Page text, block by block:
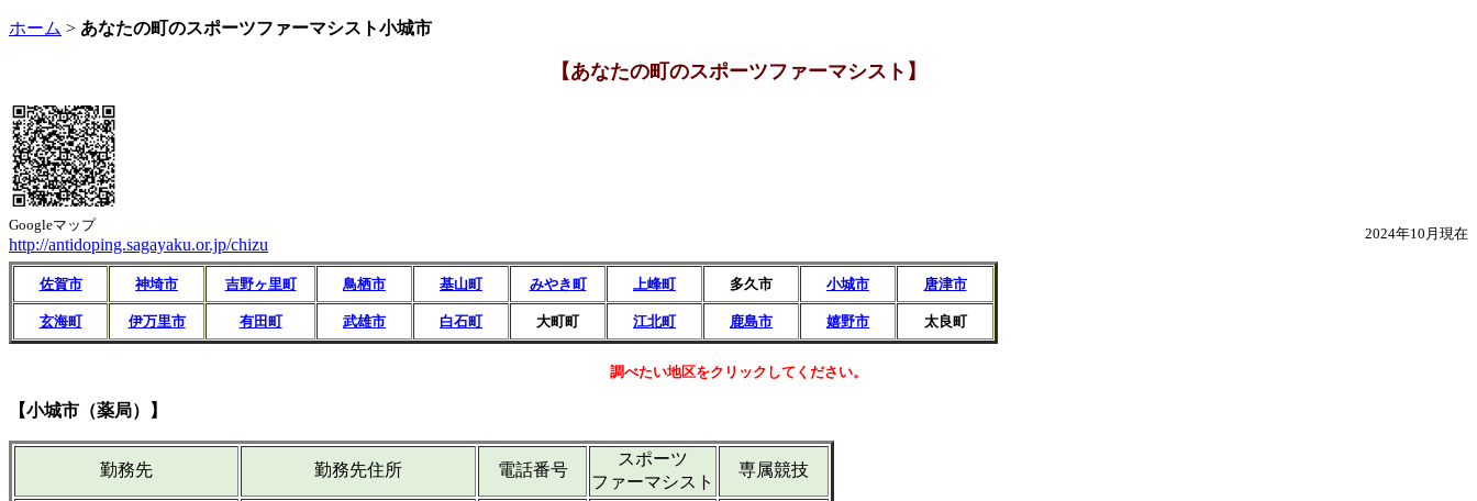
ホーム > あなたの町のスポーツファーマシスト小城市
【あなたの町のスポーツファーマシスト】
Googleマップ
http://antidoping.sagayaku.or.jp/chizu
2024年10月現在
佐賀市 神埼市 吉野ヶ里町 鳥栖市 基山町 みやき町 上峰町 多久市 小城市 唐津市
玄海町 伊万里市 有田町 武雄市 白石町 大町町 江北町 鹿島市 嬉野市 太良町
調べたい地区をクリックしてください。
【小城市（薬局）】
勤務先 勤務先住所 電話番号
スポーツ
ファーマシスト
専属競技